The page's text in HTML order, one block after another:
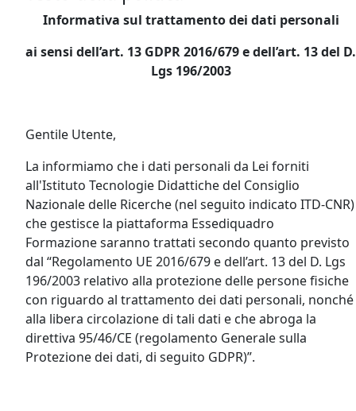
Informativa sul trattamento dei dati personali
ai sensi dell’art. 13 GDPR 2016/679 e dell’art. 13 del D.
Lgs 196/2003
Gentile Utente,
La informiamo che i dati personali da Lei forniti
all'Istituto Tecnologie Didattiche del Consiglio
Nazionale delle Ricerche (nel seguito indicato ITD-CNR)
che gestisce la piattaforma Essediquadro
Formazione saranno trattati secondo quanto previsto
dal “Regolamento UE 2016/679 e dell’art. 13 del D. Lgs
196/2003 relativo alla protezione delle persone fisiche
con riguardo al trattamento dei dati personali, nonché
alla libera circolazione di tali dati e che abroga la
direttiva 95/46/CE (regolamento Generale sulla
Protezione dei dati, di seguito GDPR)”.